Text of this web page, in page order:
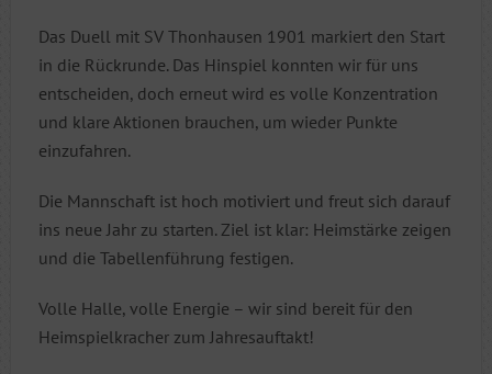
Das Duell mit SV Thonhausen 1901 markiert den Start
in die Rückrunde. Das Hinspiel konnten wir für uns
entscheiden, doch erneut wird es volle Konzentration
und klare Aktionen brauchen, um wieder Punkte
einzufahren.
Die Mannschaft ist hoch motiviert und freut sich darauf
ins neue Jahr zu starten. Ziel ist klar: Heimstärke zeigen
und die Tabellenführung festigen.
Volle Halle, volle Energie – wir sind bereit für den
Heimspielkracher zum Jahresauftakt!